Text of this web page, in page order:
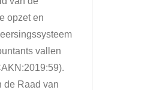
opzet en
vallen
de Raad van